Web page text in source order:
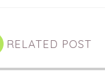
RELATED POST